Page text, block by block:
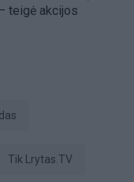
teigė akcijos
tik Lrytas.TV